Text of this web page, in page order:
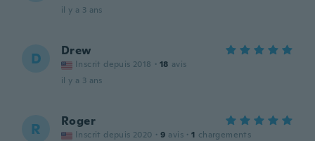
il y a 3 ans
D Drew
Inscrit depuis 2018 · 18 avis
il y a 3 ans
R Roger
Inscrit depuis 2020 · 9 avis · 1 chargements